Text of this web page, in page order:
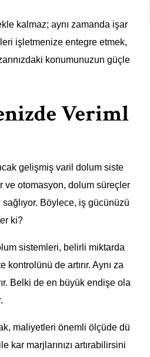
kalmaz; aynı zamanda işar
işletmenize entegre etmek,
konumunuzun güçle
Veriml
gelişmiş varil dolum siste
ve otomasyon, dolum süreçler
sağlıyor. Böylece, iş gücünüzü
ki?
sistemleri, belirli miktarda
de artırır. Aynı za
Belki de en büyük endişe ola
maliyetleri önemli ölçüde dü
kar marjlarınızı artırabilirsini